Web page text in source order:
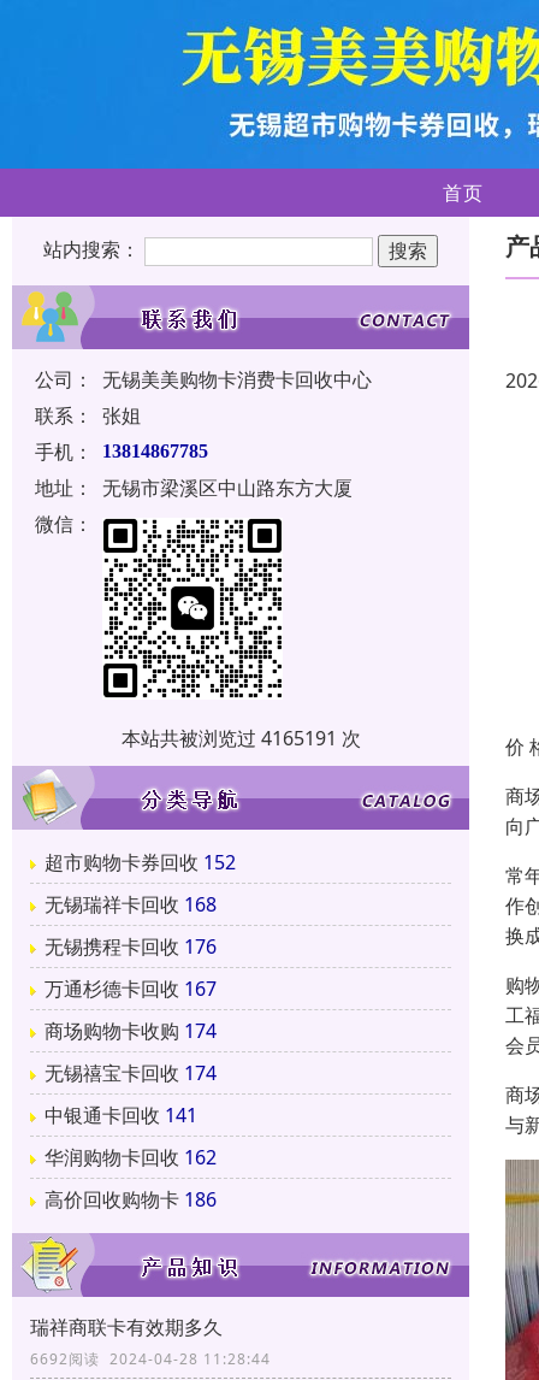
首页
站内搜索：
公司：
无锡美美购物卡消费卡回收中心
联系：
张姐
手机：
13814867785
地址：
无锡市梁溪区中山路东方大厦
微信：
本站共被浏览过 4165191 次
超市购物卡券回收 152
无锡瑞祥卡回收 168
无锡携程卡回收 176
万通杉德卡回收 167
商场购物卡收购 174
无锡禧宝卡回收 174
中银通卡回收 141
华润购物卡回收 162
高价回收购物卡 186
瑞祥商联卡有效期多久
6692阅读 2024-04-28 11:28:44
产
价
商
向
常
作
换
购
工
会
商
与